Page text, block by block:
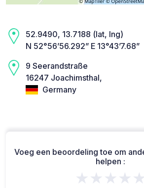
52.9490, 13.7188 (lat, lng)
N 52°56’56.292” E 13°43’7.68”
9 Seerandstraße
16247 Joachimsthal,
Germany
Voeg een beoordeling toe om
helpen :
★★★★★